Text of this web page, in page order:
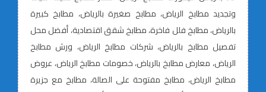
وتجديد مطابخ الرياض، مطابخ صغيرة بالرياض، مطابخ كبيرة
بالرياض، مطابخ فلل فاخرة، مطابخ شقق اقتصادية، أفضل محل
تفصيل مطابخ بالرياض، شركات مطابخ الرياض، ورش مطابخ
الرياض، معارض مطابخ بالرياض، خصومات مطابخ الرياض، عروض
مطابخ الرياض، مطابخ مفتوحة على الصالة، مطابخ مع جزيرة